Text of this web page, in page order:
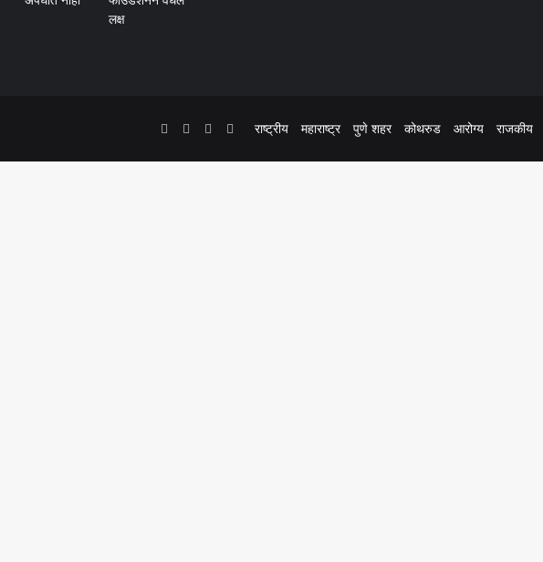
राष्ट्रीय महाराष्ट्र पुणे शहर कोथरुड आरोग्य राजकीय
Facebook
TwitterYouTubeInstagram